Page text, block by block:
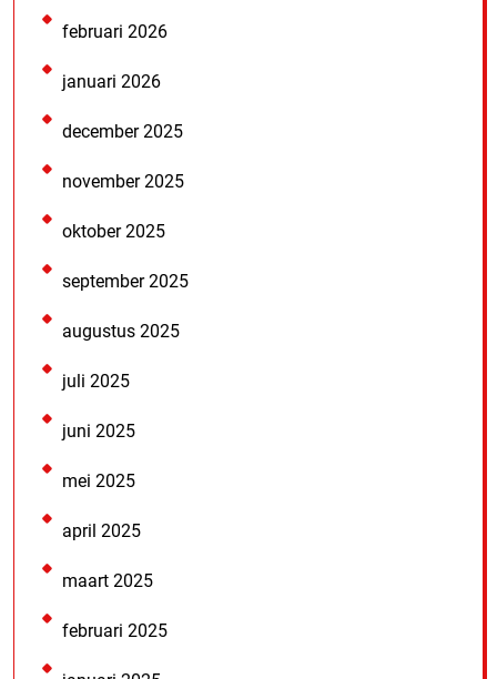
februari 2026
januari 2026
december 2025
november 2025
oktober 2025
september 2025
augustus 2025
juli 2025
juni 2025
mei 2025
april 2025
maart 2025
februari 2025